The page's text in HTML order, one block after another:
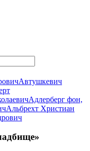
Автушкевич
Адлерберг фон,
Альбрехт Христиан